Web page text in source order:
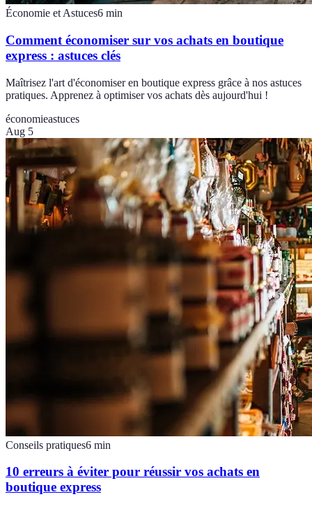
Économie et Astuces6 min
Comment économiser sur vos achats en boutique
express : astuces clés
Maîtrisez l'art d'économiser en boutique express grâce à nos astuces
pratiques. Apprenez à optimiser vos achats dès aujourd'hui !
économieastuces
Aug 5
Conseils pratiques6 min
10 erreurs à éviter pour réussir vos achats en
boutique express